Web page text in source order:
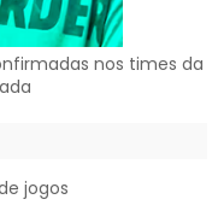
nos times da
jogos